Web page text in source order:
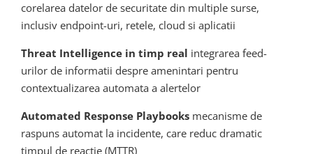
corelarea datelor de securitate din multiple surse,
inclusiv endpoint-uri, retele, cloud si aplicatii
Threat Intelligence in timp real integrarea feed-
urilor de informatii despre amenintari pentru
contextualizarea automata a alertelor
Automated Response Playbooks mecanisme de
raspuns automat la incidente, care reduc dramatic
timpul de reactie (MTTR)